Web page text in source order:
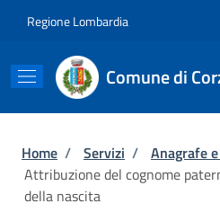
Regione Lombardia
Comune di
Briciole di pane
Home / Servizi / Anagrafe
Attribuzione del cognome
della nascita